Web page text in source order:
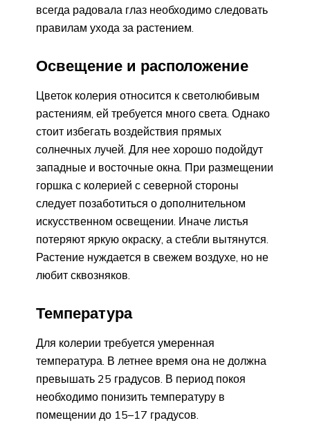
всегда радовала глаз необходимо следовать
правилам ухода за растением.
Освещение и расположение
Цветок колерия относится к светолюбивым
растениям, ей требуется много света. Однако
стоит избегать воздействия прямых
солнечных лучей. Для нее хорошо подойдут
западные и восточные окна. При размещении
горшка с колерией с северной стороны
следует позаботиться о дополнительном
искусственном освещении. Иначе листья
потеряют яркую окраску, а стебли вытянутся.
Растение нуждается в свежем воздухе, но не
любит сквозняков.
Температура
Для колерии требуется умеренная
температура. В летнее время она не должна
превышать 25 градусов. В период покоя
необходимо понизить температуру в
помещении до 15–17 градусов.